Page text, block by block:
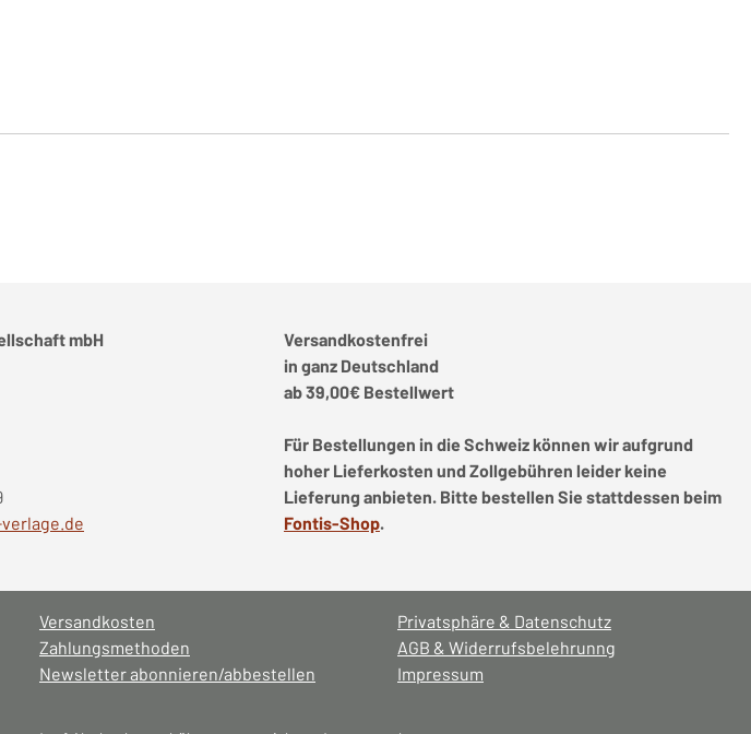
mbH
Versandkostenfrei
in ganz Deutschland
ab 39,00€ Bestellwert
Für Bestellungen in die Schweiz können wir aufgrund
hoher Lieferkosten und Zollgebühren leider keine
Lieferung anbieten. Bitte bestellen Sie stattdessen beim
Fontis-Shop.
Versandkosten
Zahlungsmethoden
Newsletter abonnieren/abbestellen
Privatsphäre & Datenschutz
AGB & Widerrufsbelehrunng
Impressum